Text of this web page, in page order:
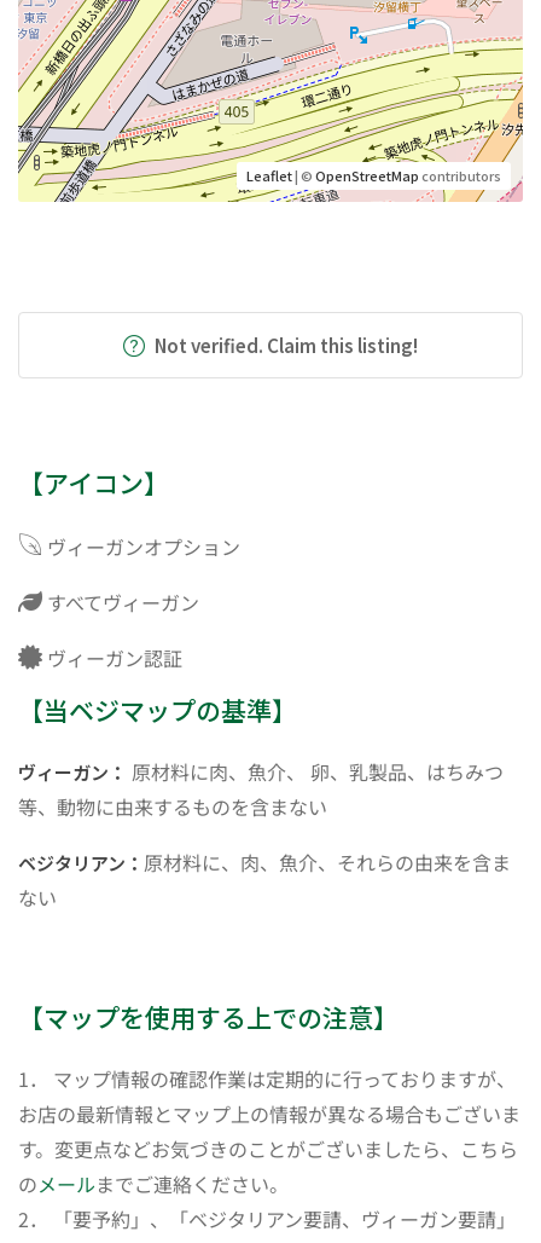
Leaflet| ©OpenStreetMapcontributors
Not verified. Claim this listing!
【アイコン】
ヴィーガンオプション
すべてヴィーガン
ヴィーガン認証
【当ベジマップの基準】
ヴィーガン： 原材料に肉、魚介、 卵、乳製品、はちみつ
等、動物に由来するものを含まない
ベジタリアン： 原材料に、肉、魚介、それらの由来を含ま
ない
【マップを使用する上での注意】
1． マップ情報の確認作業は定期的に行っておりますが、
お店の最新情報とマップ上の情報が異なる場合もございま
す。変更点などお気づきのことがございましたら、こちら
のメールまでご連絡ください。
2． 「要予約」、「ベジタリアン要請、ヴィーガン要請」